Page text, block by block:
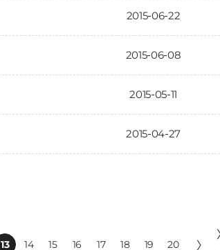
2015-06-22
2015-06-08
2015-05-11
2015-04-27
13 14 15 16 17 18 19 20 〉